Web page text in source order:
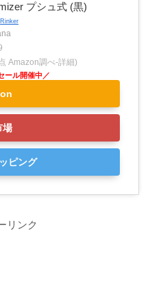
プシュ式 (黒)
Rinker
Amazon調べ-詳細)
場
ピング
リンク